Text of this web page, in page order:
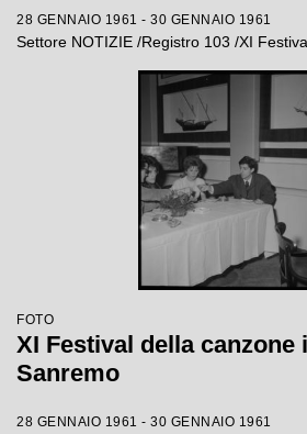
28 GENNAIO 1961 - 30 GENNAIO 1961
Settore NOTIZIE /Registro 103 /XI
FOTO
XI Festival della canzone
Sanremo
28 GENNAIO 1961 - 30 GENNAIO 1961